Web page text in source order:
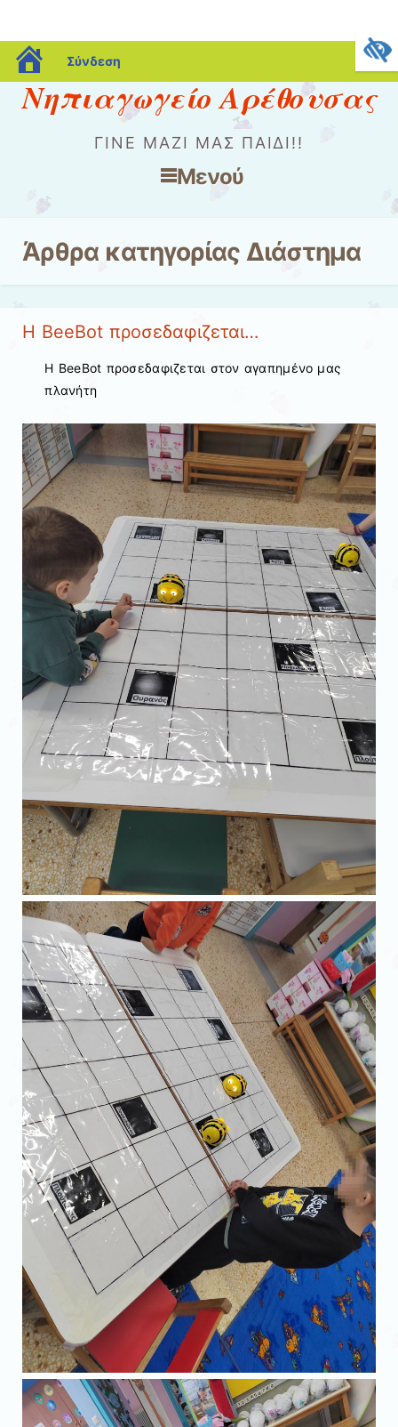
blogs.sch.gr
Σύνδεση
Νηπιαγωγείο Αρέθουσας
ΓΊΝΕ ΜΑΖΊ ΜΑΣ ΠΑΙΔΊ!!
Μενού
Μετάβαση στο περιεχόμενο
Άρθρα κατηγορίας Διάστημα
Η BeeBot προσεδαφιζεται…
Η BeeBot προσεδαφιζεται στον αγαπημένο μας
πλανήτη